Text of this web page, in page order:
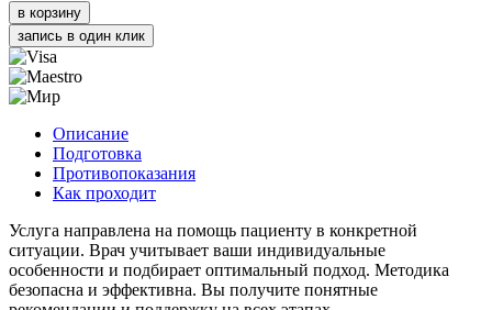
в корзину
запись в один клик
Описание
Подготовка
Противопоказания
Как проходит
Услуга направлена на помощь пациенту в конкретной
ситуации. Врач учитывает ваши индивидуальные
особенности и подбирает оптимальный подход. Методика
безопасна и эффективна. Вы получите понятные